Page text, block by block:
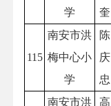
学
奎
115
南安市洪
梅中心小
学
陈
庆
忠
南安市洪
高